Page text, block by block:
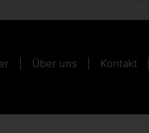
Über uns Kontakt